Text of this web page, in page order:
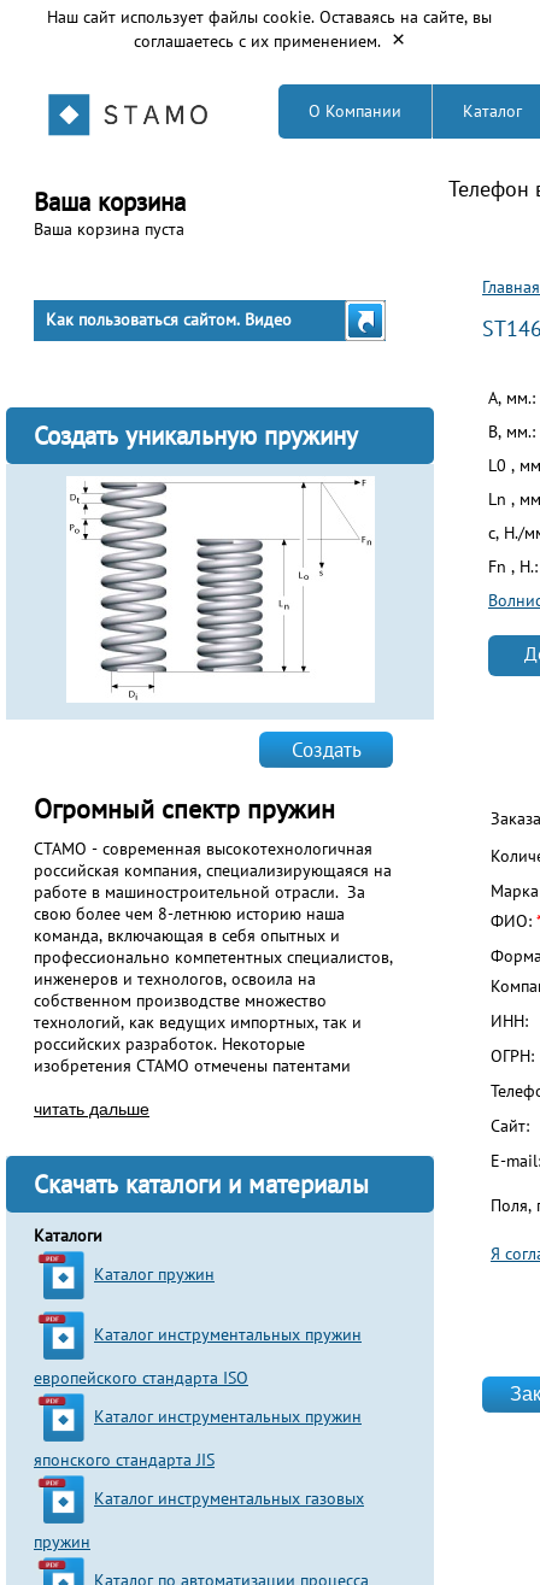
Наш сайт использует файлы cookie. Оставаясь на сайте, вы
соглашаетесь с их применением. ×
О Компании Каталог
Телефон
Ваша корзина
Ваша корзина пуста
Как пользоваться сайтом. Видео
Создать уникальную пружину
Создать
Огромный спектр пружин
СТАМО - современная высокотехнологичная
российская компания, специализирующаяся на
работе в машиностроительной отрасли. За
свою более чем 8-летнюю историю наша
команда, включающая в себя опытных и
профессионально компетентных специалистов,
инженеров и технологов, освоила на
собственном производстве множество
технологий, как ведущих импортных, так и
российских разработок. Некоторые
изобретения СТАМО отмечены патентами
читать дальше
Скачать каталоги и материалы
Каталоги
Каталог пружин
Каталог инструментальных пружин
европейского стандарта ISO
Каталог инструментальных пружин
японского стандарта JIS
Каталог инструментальных газовых
пружин
Каталог по автоматизации процесса
Вы
Главная
A, мм.:
B, мм.:
L0 ,
Ln ,
c, Н./
Fn ,
ФИО:
ИНН:
ОГРН:
Сайт:
E-
Поля,
Я